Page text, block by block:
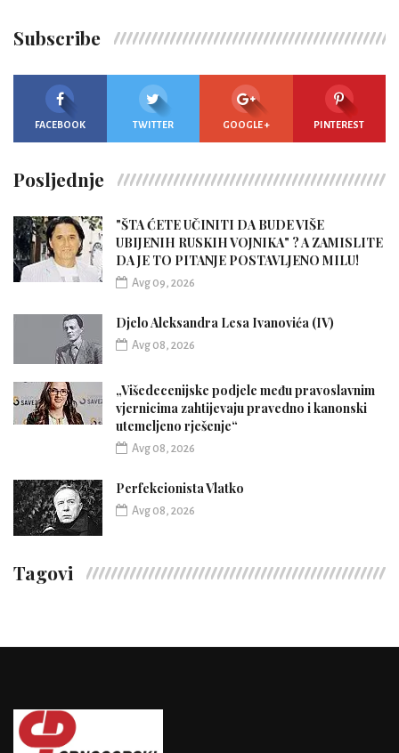
Subscribe
FACEBOOK TWITTER GOOGLE + PINTEREST
Posljednje
"ŠTA ĆETE UČINITI DA BUDE VIŠE
UBIJENIH RUSKIH VOJNIKA" ? A ZAMISLITE
DA JE TO PITANJE POSTAVLJENO MILU!
Avg 09, 2026
Djelo Aleksandra Lesa Ivanovića (IV)
Avg 08, 2026
„Višedecenijske podjele među pravoslavnim
vjernicima zahtijevaju pravedno i kanonski
utemeljeno rješenje“
Avg 08, 2026
Perfekcionista Vlatko
Avg 08, 2026
Tagovi